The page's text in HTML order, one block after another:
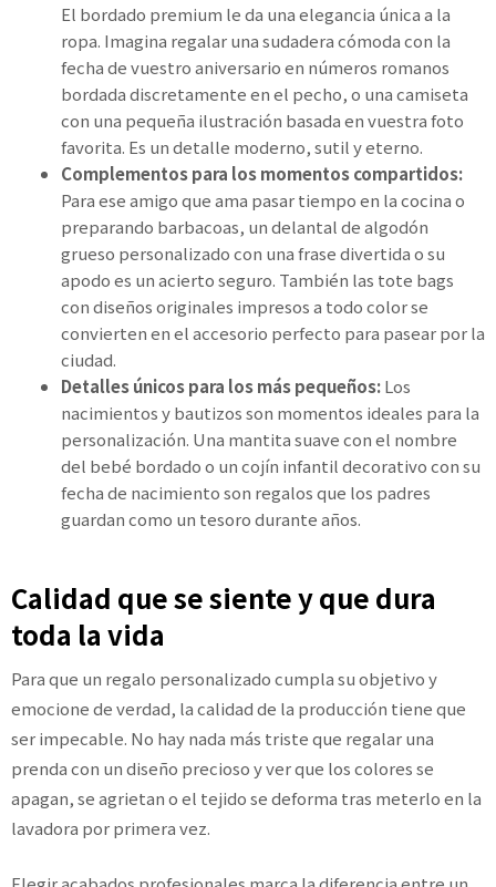
El bordado premium le da una elegancia única a la
ropa. Imagina regalar una sudadera cómoda con la
fecha de vuestro aniversario en números romanos
bordada discretamente en el pecho, o una camiseta
con una pequeña ilustración basada en vuestra foto
favorita. Es un detalle moderno, sutil y eterno.
Complementos para los momentos compartidos:
Para ese amigo que ama pasar tiempo en la cocina o
preparando barbacoas, un delantal de algodón
grueso personalizado con una frase divertida o su
apodo es un acierto seguro. También las tote bags
con diseños originales impresos a todo color se
convierten en el accesorio perfecto para pasear por la
ciudad.
Detalles únicos para los más pequeños:Los
nacimientos y bautizos son momentos ideales para la
personalización. Una mantita suave con el nombre
del bebé bordado o un cojín infantil decorativo con su
fecha de nacimiento son regalos que los padres
guardan como un tesoro durante años.
Calidad que se siente y que dura
toda la vida
Para que un regalo personalizado cumpla su objetivo y
emocione de verdad, la calidad de la producción tiene que
ser impecable. No hay nada más triste que regalar una
prenda con un diseño precioso y ver que los colores se
apagan, se agrietan o el tejido se deforma tras meterlo en la
lavadora por primera vez.